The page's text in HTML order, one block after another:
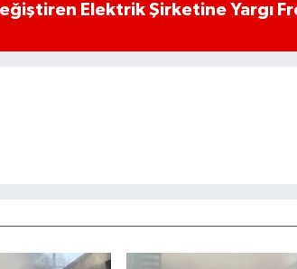
Elektrik Şirketine Yargı